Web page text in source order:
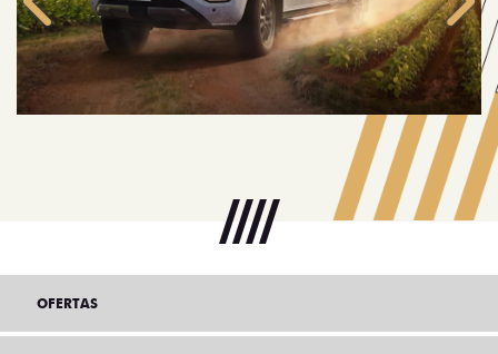
Anterior
OFERTAS